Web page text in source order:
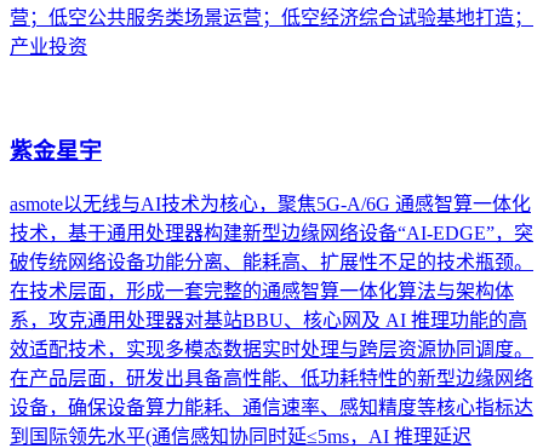
营；低空公共服务类场景运营；低空经济综合试验基地打造；
产业投资
紫金星宇
asmote以无线与AI技术为核心，聚焦5G-A/6G 通感智算一体化
技术，基于通用处理器构建新型边缘网络设备“AI-EDGE”，突
破传统网络设备功能分离、能耗高、扩展性不足的技术瓶颈。
在技术层面，形成一套完整的通感智算一体化算法与架构体
系，攻克通用处理器对基站BBU、核心网及 AI 推理功能的高
效适配技术，实现多模态数据实时处理与跨层资源协同调度。
在产品层面，研发出具备高性能、低功耗特性的新型边缘网络
设备，确保设备算力能耗、通信速率、感知精度等核心指标达
到国际领先水平(通信感知协同时延≤5ms，AI 推理延迟